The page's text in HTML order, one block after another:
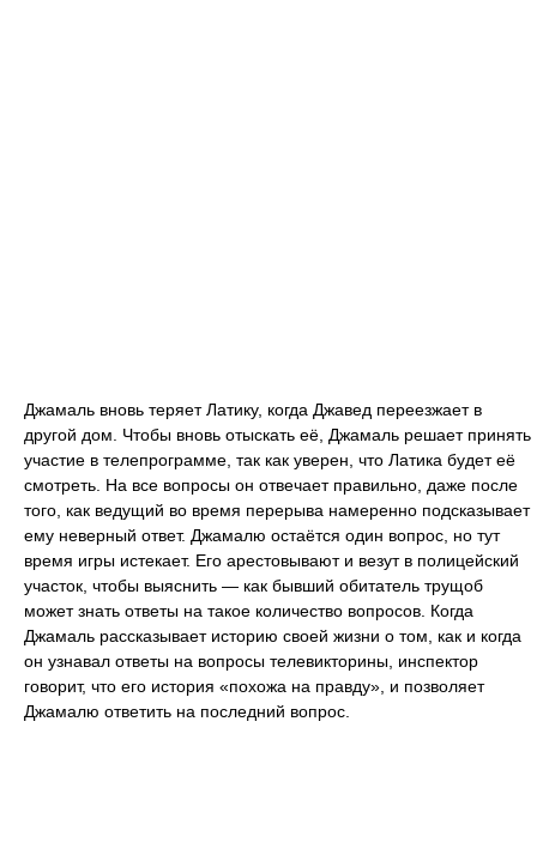
Джамаль вновь теряет Латику, когда Джавед переезжает в
другой дом. Чтобы вновь отыскать её, Джамаль решает принять
участие в телепрограмме, так как уверен, что Латика будет её
смотреть. На все вопросы он отвечает правильно, даже после
того, как ведущий во время перерыва намеренно подсказывает
ему неверный ответ. Джамалю остаётся один вопрос, но тут
время игры истекает. Его арестовывают и везут в полицейский
участок, чтобы выяснить — как бывший обитатель трущоб
может знать ответы на такое количество вопросов. Когда
Джамаль рассказывает историю своей жизни о том, как и когда
он узнавал ответы на вопросы телевикторины, инспектор
говорит, что его история «похожа на правду», и позволяет
Джамалю ответить на последний вопрос.